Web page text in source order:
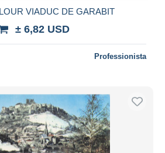
VIADUC DE GARABIT
± 6,82 USD
Professionista